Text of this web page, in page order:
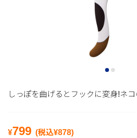
しっぽを曲げるとフックに変身!ネ
¥799 (税込¥878)